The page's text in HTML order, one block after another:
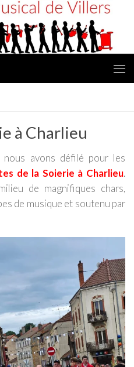
à Charlieu
nous avons défilé pour les
de la Soierie à Charlieu.
de magnifiques chars,
de musique et soutenu par